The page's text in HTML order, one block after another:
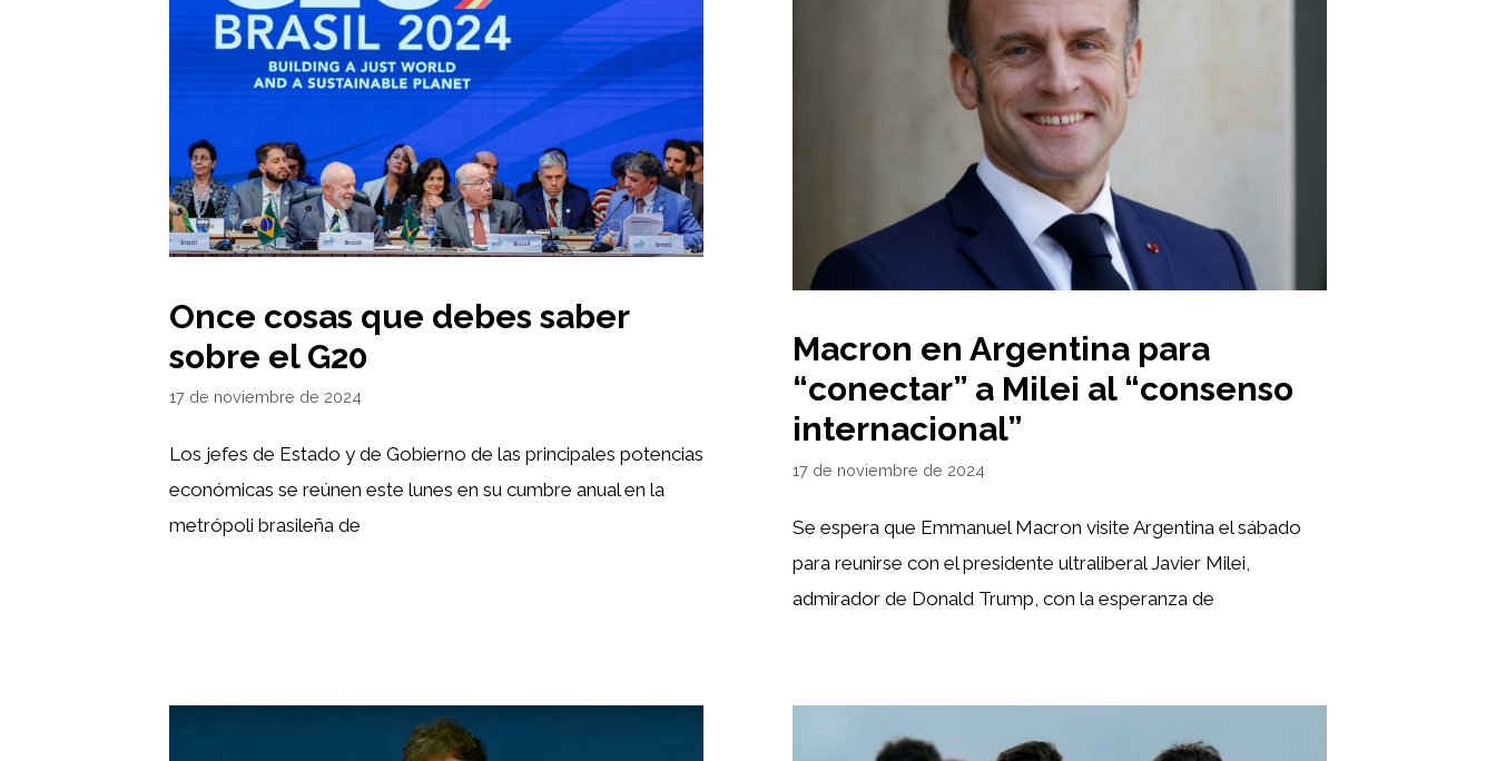
Once cosas que debes saber
sobre el G20
17 de noviembre de 2024
Los jefes de Estado y de Gobierno de las principales potencias
económicas se reúnen este lunes en su cumbre anual en la
metrópoli brasileña de
Macron en Argentina para
“conectar” a Milei al “consenso
internacional”
17 de noviembre de 2024
Se espera que Emmanuel Macron visite Argentina el sábado
para reunirse con el presidente ultraliberal Javier Milei,
admirador de Donald Trump, con la esperanza de